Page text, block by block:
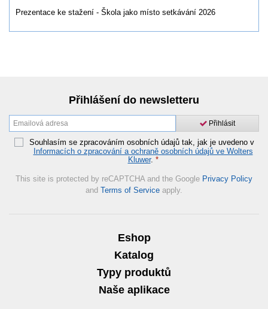
Prezentace ke stažení - Škola jako místo setkávání 2026
Přihlášení do newsletteru
Přihlásit
Souhlasím se zpracováním osobních údajů tak, jak je uvedeno v
Informacích o zpracování a ochraně osobních údajů ve Wolters
Kluwer. *
This site is protected by reCAPTCHA and the Google Privacy Policy
and Terms of Service apply.
Eshop
Katalog
Typy produktů
Naše aplikace